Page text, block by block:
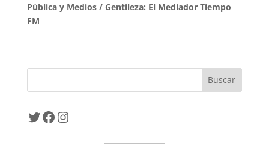
Pública y Medios / Gentileza: El Mediador Tiempo
FM
Twitter
Facebook
Instagram